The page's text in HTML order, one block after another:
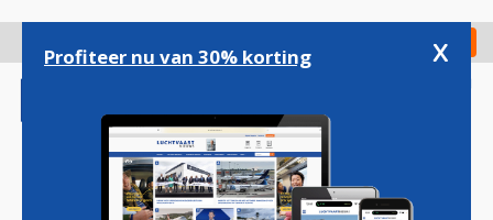
gaan
Check in
Profiteer nu van 30% korting x